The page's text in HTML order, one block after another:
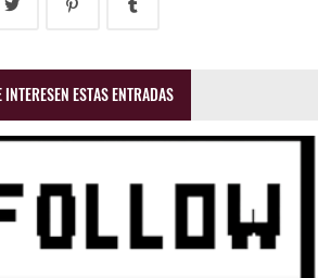
INTERESEN ESTAS ENTRADAS